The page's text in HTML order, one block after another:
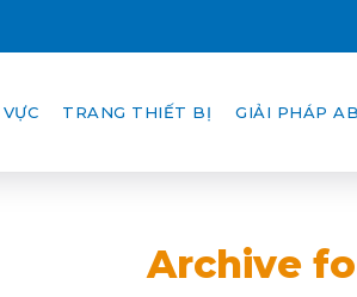
TRANG THIẾT BỊ GIẢI PHÁP
Archive